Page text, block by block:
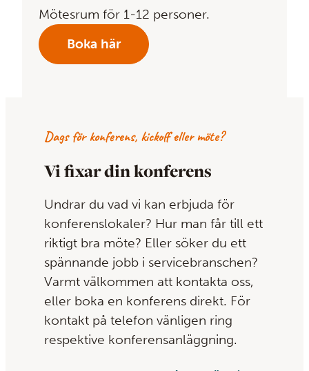
Mötesrum för 1-12 personer.
Boka här
Dags för konferens, kickoff eller möte?
Vi fixar din konferens
Undrar du vad vi kan erbjuda för
konferenslokaler? Hur man får till ett
riktigt bra möte? Eller söker du ett
spännande jobb i servicebranschen?
Varmt välkommen att kontakta oss,
eller boka en konferens direkt. För
kontakt på telefon vänligen ring
respektive konferensanläggning.